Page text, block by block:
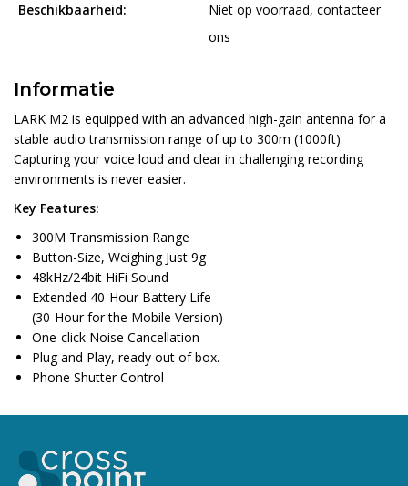
Beschikbaarheid:
Niet op voorraad, contacteer
ons
Informatie
LARK M2 is equipped with an advanced high-gain antenna for a
stable audio transmission range of up to 300m (1000ft).
Capturing your voice loud and clear in challenging recording
environments is never easier.
Key Features:
300M Transmission Range
Button-Size, Weighing Just 9g
48kHz/24bit HiFi Sound
Extended 40-Hour Battery Life
(30-Hour for the Mobile Version)
One-click Noise Cancellation
Plug and Play, ready out of box.
Phone Shutter Control